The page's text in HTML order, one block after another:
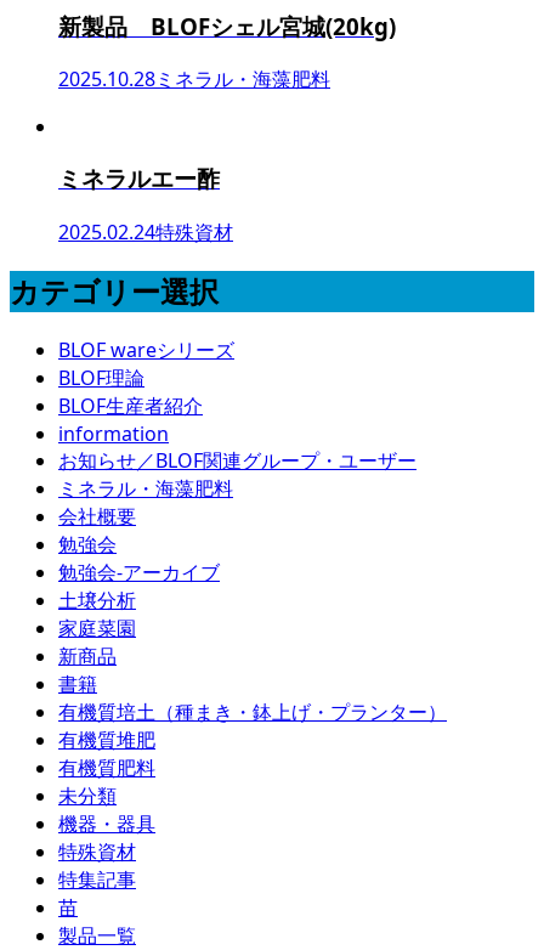
新製品 BLOFシェル宮城(20kg)
2025.10.28ミネラル・海藻肥料
ミネラルエー酢
2025.02.24特殊資材
カテゴリー選択
BLOF wareシリーズ
BLOF理論
BLOF生産者紹介
information
お知らせ／BLOF関連グループ・ユーザー
ミネラル・海藻肥料
会社概要
勉強会
勉強会-アーカイブ
土壌分析
家庭菜園
新商品
書籍
有機質培土（種まき・鉢上げ・プランター）
有機質堆肥
有機質肥料
未分類
機器・器具
特殊資材
特集記事
苗
製品一覧